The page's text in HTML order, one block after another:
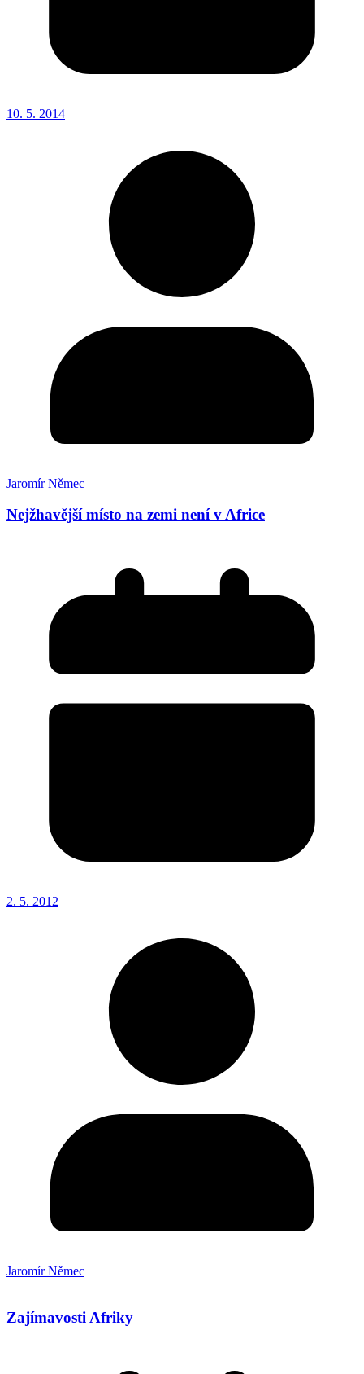
10. 5. 2014
Jaromír Němec
Nejžhavější místo na zemi není v Africe
2. 5. 2012
Jaromír Němec
Zajímavosti Afriky